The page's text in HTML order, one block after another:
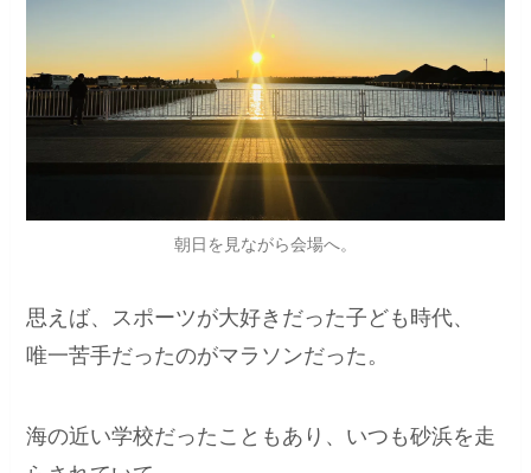
朝日を見ながら会場へ。
思えば、スポーツが大好きだった子ども時代、
唯一苦手だったのがマラソンだった。
海の近い学校だったこともあり、いつも砂浜を走